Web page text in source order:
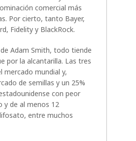
comercial más
Por cierto, tanto Bayer,
Fidelity y BlackRock.
Adam Smith, todo tiende
por la alcantarilla. Las tres
mercado mundial y,
de semillas y un 25%
con peor
y de al menos 12
entre muchos